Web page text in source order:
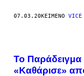
07.03.20ΚΕΊΜΕΝΟ VICE
Το
«Καθάρισε»